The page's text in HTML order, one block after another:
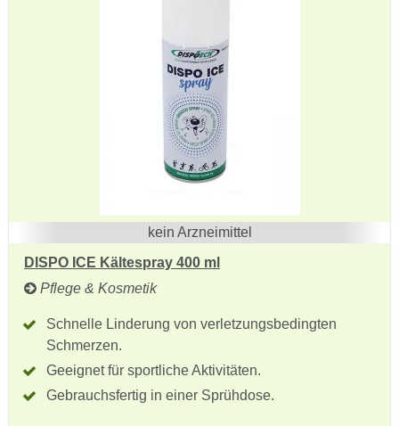
kein Arzneimittel
DISPO ICE Kältespray 400 ml
Pflege & Kosmetik
Schnelle Linderung von verletzungsbedingten
Schmerzen.
Geeignet für sportliche Aktivitäten.
Gebrauchsfertig in einer Sprühdose.